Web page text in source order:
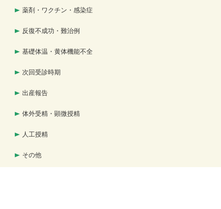
薬剤・ワクチン・感染症
反復不成功・難治例
基礎体温・黄体機能不全
次回受診時期
出産報告
体外受精・顕微授精
人工授精
その他